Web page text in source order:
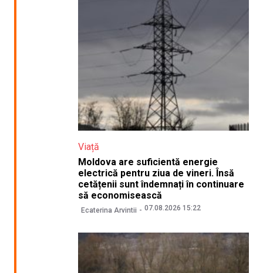
Viață
Moldova are suficientă energie
electrică pentru ziua de vineri. Însă
cetățenii sunt îndemnați în continuare
să economisească
Ecaterina Arvintii 07.08.2026 15:22